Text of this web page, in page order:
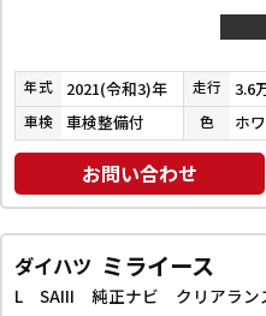
年式 2021(令和3)年 走行 3.6
車検 車検整備付 色 ホ
お問い合わせ
ダイハツ ミライース